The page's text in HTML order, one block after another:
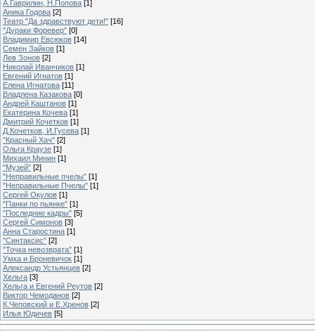
А.Гаврилин, Н.Попова [1]
Аника Годова [2]
Театр "Да здравствуют дети!" [16]
"Дураки Форевер" [0]
Владимир Евсюков [14]
Семен Зайков [1]
Лев Зонов [2]
Николай Иванчиков [1]
Евгений Игнатов [1]
Елена Игнатова [11]
Владлена Казакова [0]
Андрей Каштанов [1]
Екатерина Кочева [1]
Дмитрий Кочетков [1]
Д.Кочетков, И.Гусева [1]
"Красный Хач" [2]
Ольга Краузе [1]
Михаил Минин [1]
"Музей" [2]
"Неправильные пчелы" [1]
"Неправильные Пчелы" [1]
Сергей Окулов [1]
"Панки по пьянке" [1]
"Последние кадры" [5]
Сергей Симонов [3]
Анна Старостина [1]
"Синтаксис" [2]
"Точка невозврата" [1]
Умка и Броневичок [1]
Александр Устьянцев [2]
Хельга [3]
Хельга и Евгений Реутов [2]
Виктор Чемоданов [2]
К.Чеповский и Е.Хренов [2]
Илья Юдичев [5]